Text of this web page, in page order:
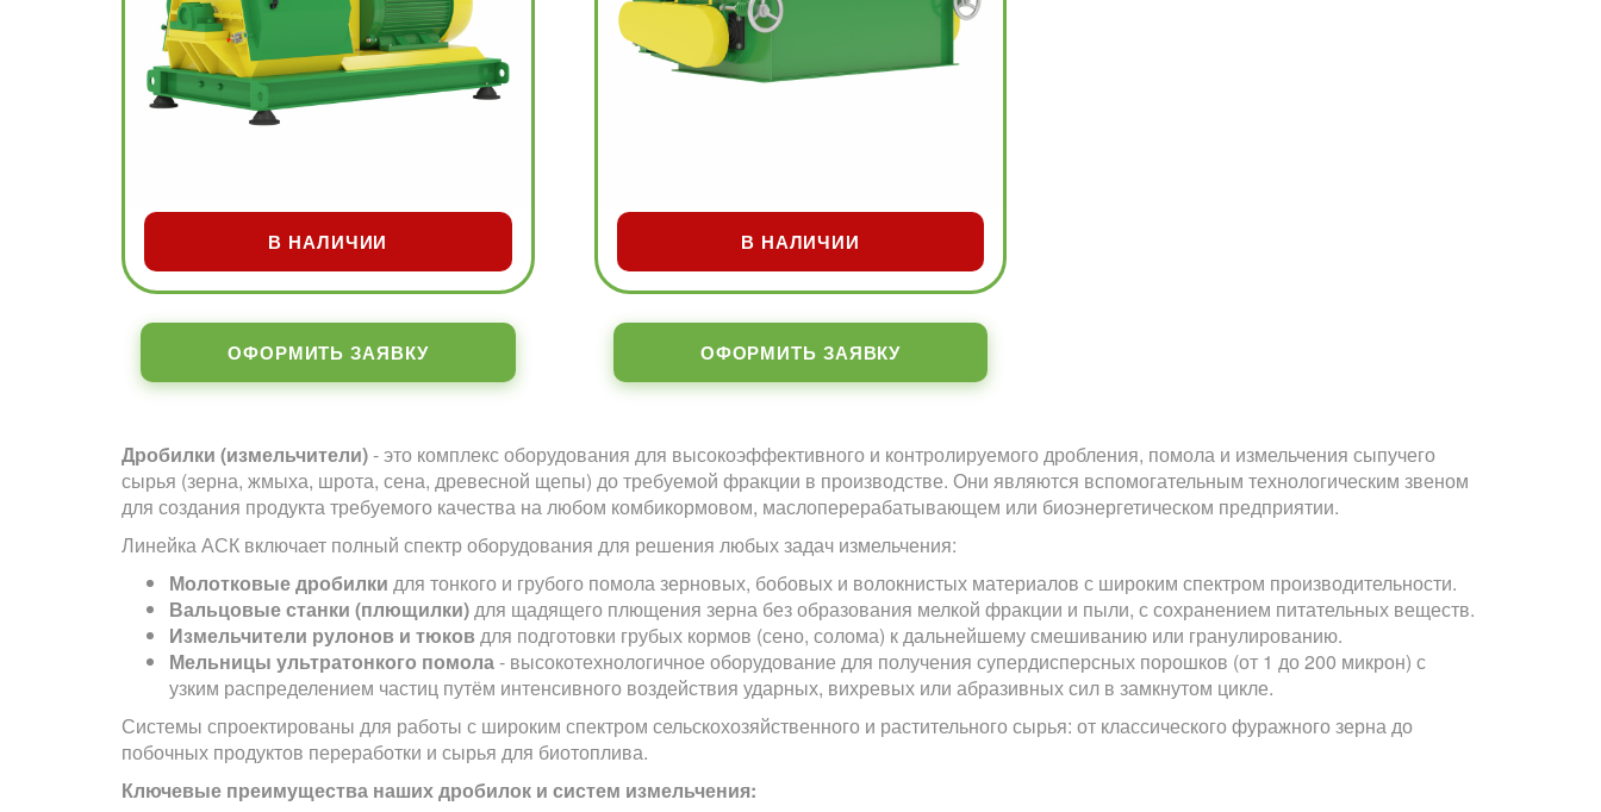
В НАЛИЧИИ
ОФОРМИТЬ ЗАЯВКУ
В НАЛИЧИИ
ОФОРМИТЬ ЗАЯВКУ
Дробилки (измельчители)- это комплекс оборудования для высокоэффективного и контролируемого дробления, помола и измельчения сыпучего
сырья (зерна, жмыха, шрота, сена, древесной щепы) до требуемой фракции в производстве. Они являются вспомогательным технологическим звеном
для создания продукта требуемого качества на любом комбикормовом, маслоперерабатывающем или биоэнергетическом предприятии.
Линейка АСК включает полный спектр оборудования для решения любых задач измельчения:
Молотковые дробилки для тонкого и грубого помола зерновых, бобовых и волокнистых материалов с широким спектром производительности.
Вальцовые станки (плющилки)для щадящего плющения зерна без образования мелкой фракции и пыли, с сохранением питательных веществ.
Измельчители рулонов и тюков для подготовки грубых кормов (сено, солома) к дальнейшему смешиванию или гранулированию.
Мельницы ультратонкого помола- высокотехнологичное оборудование для получения супердисперсных порошков (от 1 до 200 микрон) с
узким распределением частиц путём интенсивного воздействия ударных, вихревых или абразивных сил в замкнутом цикле.
Системы спроектированы для работы с широким спектром сельскохозяйственного и растительного сырья: от классического фуражного зерна до
побочных продуктов переработки и сырья для биотоплива.
Ключевые преимущества наших дробилок и систем измельчения: